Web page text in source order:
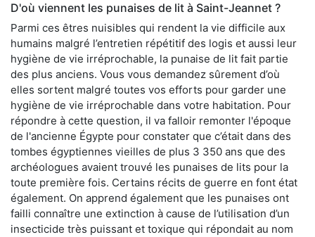
D'où viennent les punaises de lit à Saint-Jeannet ?
Parmi ces êtres nuisibles qui rendent la vie difficile aux
humains malgré l’entretien répétitif des logis et aussi leur
hygiène de vie irréprochable, la punaise de lit fait partie
des plus anciens. Vous vous demandez sûrement d’où
elles sortent malgré toutes vos efforts pour garder une
hygiène de vie irréprochable dans votre habitation. Pour
répondre à cette question, il va falloir remonter l'époque
de l'ancienne Égypte pour constater que c’était dans des
tombes égyptiennes vieilles de plus 3 350 ans que des
archéologues avaient trouvé les punaises de lits pour la
toute première fois. Certains récits de guerre en font état
également. On apprend également que les punaises ont
failli connaître une extinction à cause de l’utilisation d’un
insecticide très puissant et toxique qui répondait au nom